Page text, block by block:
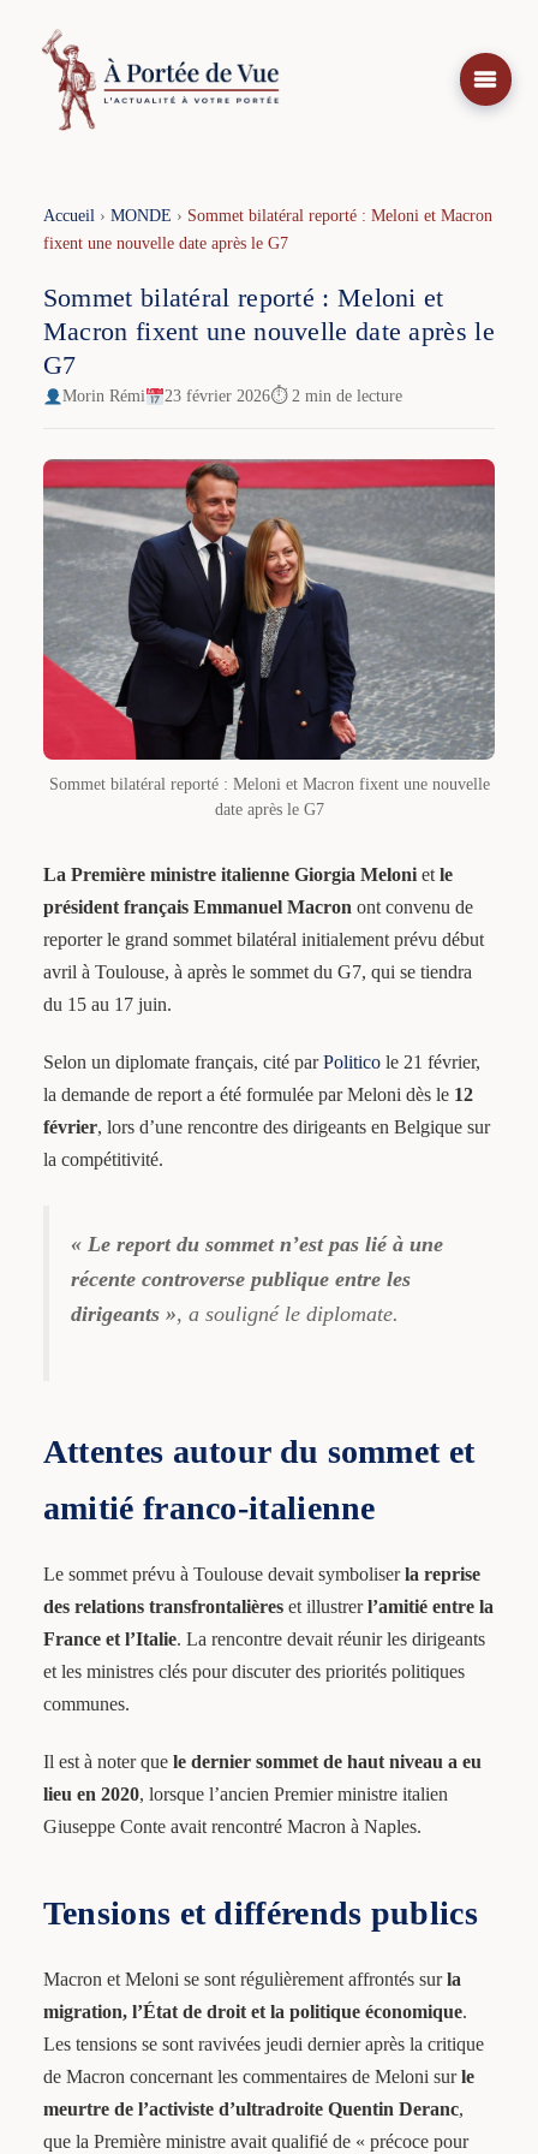
contenu
Accueil› MONDE › Sommet bilatéral reporté : Meloni et Macron
fixent une nouvelle date après le G7
Sommet bilatéral reporté : Meloni et
Macron fixent une nouvelle date après le
G7
Morin Rémi 23 février 2026⏱ 2 min de lecture
Sommet bilatéral reporté : Meloni et Macron fixent une nouvelle
date après le G7
La Première ministre italienne Giorgia Melonietle
président français Emmanuel Macronont convenu de
reporter le grand sommet bilatéral initialement prévu début
avril à Toulouse, à après le sommet du G7, qui se tiendra
du 15 au 17 juin.
Selon un diplomate français, cité parPoliticole 21 février,
la demande de report a été formulée par Meloni dès le 12
février, lors d’une rencontre des dirigeants en Belgique sur
la compétitivité.
« Le report du sommet n’est pas lié à une
récente controverse publique entre les
dirigeants », a souligné le diplomate.
Attentes autour du sommet et
amitié franco-italienne
Le sommet prévu à Toulouse devait symboliserla reprise
des relations transfrontalièreset illustrerl’amitié entre la
France et l’Italie. La rencontre devait réunir les dirigeants
et les ministres clés pour discuter des priorités politiques
communes.
Il est à noter que le dernier sommet de haut niveau a eu
lieu en 2020, lorsque l’ancien Premier ministre italien
Giuseppe Conte avait rencontré Macron à Naples.
Tensions et différends publics
Macron et Meloni se sont régulièrement affrontés surla
migration, l’État de droit et la politique économique.
Les tensions se sont ravivées jeudi dernier après la critique
de Macron concernant les commentaires de Meloni surle
meurtre de l’activiste d’ultradroite Quentin Deranc,
que la Première ministre avait qualifié de « précoce pour